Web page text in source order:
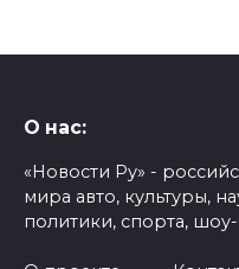
О нас:
«Новости Ру» -
мира авто, культуры,
политики, спорта,